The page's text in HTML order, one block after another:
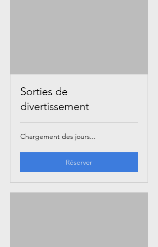
Sorties de
divertissement
Chargement des jours...
Réserver